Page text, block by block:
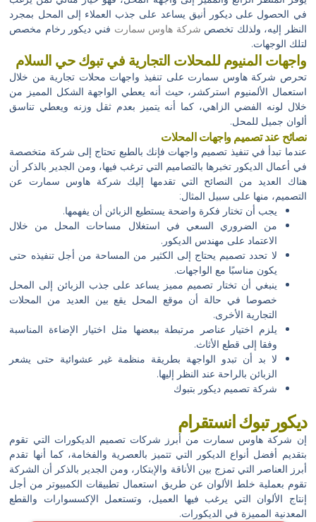
في الحصول على ديكور أنيق يساعد على جذب العملاء إلى المحل بمجرد
النظر إليه، ولذلك تخصص شركة هاوس سمارت فني ديكور رخام مخصص
لتلك الوجهات.
واجهات المنيوم للمحلات التجارية في تبوك حي السلام
تحرص شركة هاوس سمارت على تنفيذ واجهات محلات تجارية من خلال
استعمال الألمنيوم استركشر، حيث أنه يعطي الواجهة الشكل المميز من
خلال لونه الفضي الزاهي، كما أنه يتميز بعدم ثقل وزنه ويعطي تناسق
ألوان جميل للمحل.
نصائح عند تصميم واجهات المحلات
عندما تبدأ في تنفيذ تصميم واجهات فإنك بالطبع تحتاج إلى شركة متخصصة
في أعمال الديكور تخبرها بالتصاميم التي ترغب فيها، ومن الجدير بالذكر أن
هناك العديد من النصائح التي تقدمها إليك شركة هاوس سمارت عن
التصميم، منها على سبيل المثال:
يجب أن تختار فكرة واضحة يستطيع الزبائن أن يفهمها.
من الضروري السعي في استغلال مساحات المحل من خلال
الاعتماد على مهندس الديكور.
لا تحدد تصميم يحتاج إلى الكثير من المساحة من أجل تنفيذه حتى
يكون مناسبًا مع الواجهات.
ينبغي أن تختار تصميم مميز يساعد على جذب الزبائن إلى المحل
خصوصا في حالة أن موقع المحل يقع بين العديد من المحلات
التجارية الأخرى.
يلزم اختيار عناصر مرتبطة ببعضها مثل اختيار الإضاءة المناسبة
وفقا إلى قطع الأثاث.
لا بد أن تبدو الواجهة بطريقة منظمة غير عشوائية حتى يشعر
الزبائن بالراحة عند النظر إليها.
شركة تصميم ديكور بتبوك
ديكور تبوك انستقرام
إن شركة هاوس سمارت من أبرز شركات تصميم الديكورات التي تقوم
بتقديم أفضل أنواع الديكور التي تتميز بالعصرية والفخامة، كما أنها تقدم
أبرز العناصر التي تمزج بين الأناقة والإبتكار، ومن الجدير بالذكر أن الشركة
تقوم بعملية خلط الألوان عن طريق استعمال تطبيقات الكمبيوتر من أجل
إنتاج الألوان التي يرغب فيها العميل، وتستعمل الإكسسوارات والقطع
المعدنية المميزة في الديكورات.